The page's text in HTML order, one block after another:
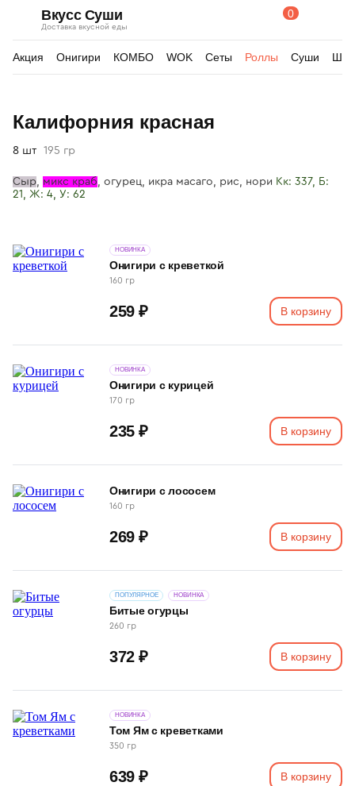
Вкусс Суши
Доставка вкусной еды
ПоискКорзина
0
Акция Онигири КОМБО WOK Сеты Роллы Суши
Калифорния красная
8 шт 195 гр
Сыр, микс краб, огурец, икра масаго, рис, нори Кк: 337, Б:
21, Ж: 4, У: 62
Онигири с креветкой
НОВИНКА
160 гр
259 ₽ В корзину
Онигири с курицей
НОВИНКА
170 гр
235 ₽ В корзину
Онигири с лососем
160 гр
269 ₽ В корзину
Битые огурцы
ПОПУЛЯРНОЕ НОВИНКА
260 гр
372 ₽ В корзину
Том Ям с креветками
НОВИНКА
350 гр
639 ₽ В корзину
товара